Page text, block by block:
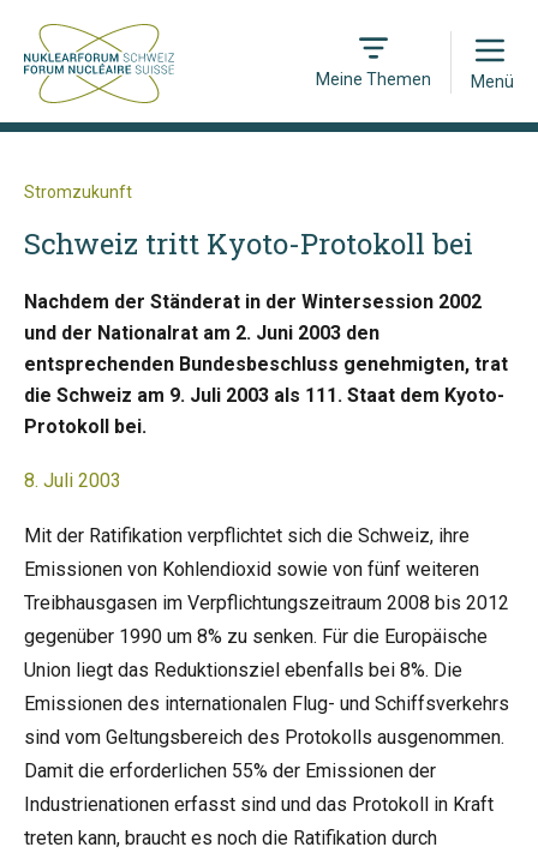
Meine Themen
Open
Menü
Stromzukunft
Schweiz tritt Kyoto-Protokoll bei
Nachdem der Ständerat in der Wintersession 2002
und der Nationalrat am 2. Juni 2003 den
entsprechenden Bundesbeschluss genehmigten, trat
die Schweiz am 9. Juli 2003 als 111. Staat dem Kyoto-
Protokoll bei.
8. Juli 2003
Mit der Ratifikation verpflichtet sich die Schweiz, ihre
Emissionen von Kohlendioxid sowie von fünf weiteren
Treibhausgasen im Verpflichtungszeitraum 2008 bis 2012
gegenüber 1990 um 8% zu senken. Für die Europäische
Union liegt das Reduktionsziel ebenfalls bei 8%. Die
Emissionen des internationalen Flug- und Schiffsverkehrs
sind vom Geltungsbereich des Protokolls ausgenommen.
Damit die erforderlichen 55% der Emissionen der
Industrienationen erfasst sind und das Protokoll in Kraft
treten kann, braucht es noch die Ratifikation durch